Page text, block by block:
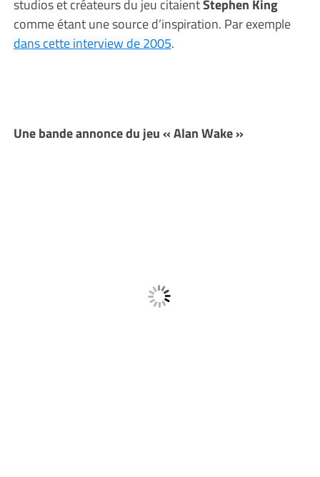
studios et créateurs du jeu citaientStephen King
comme étant une source d’inspiration. Par exemple
dans cette interview de 2005.
Une bande annonce du jeu « Alan Wake »